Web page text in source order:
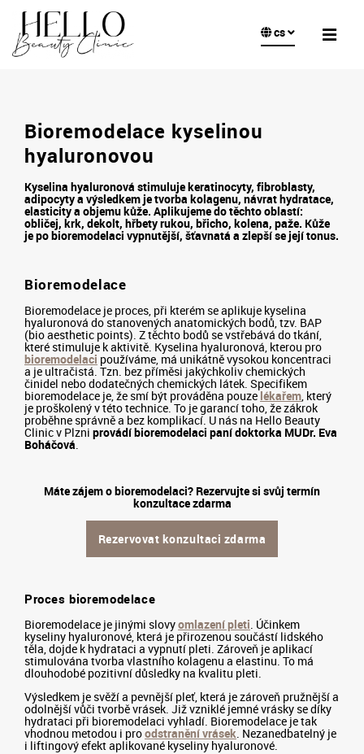
cs
Bioremodelace kyselinou
hyaluronovou
Kyselina hyaluronová stimuluje keratinocyty, fibroblasty,
adipocyty a výsledkem je tvorba kolagenu, návrat hydratace,
elasticity a objemu kůže. Aplikujeme do těchto oblastí:
obličej, krk, dekolt, hřbety rukou, břicho, kolena, paže. Kůže
je po bioremodelaci vypnutější, šťavnatá a zlepší se její tonus.
Bioremodelace
Bioremodelace je proces, při kterém se aplikuje kyselina
hyaluronová do stanovených anatomických bodů, tzv. BAP
(bio aesthetic points). Z těchto bodů se vstřebává do tkání,
které stimuluje k aktivitě. Kyselina hyaluronová, kterou pro
bioremodelaci používáme, má unikátně vysokou koncentraci
a je ultračistá. Tzn. bez příměsi jakýchkoliv chemických
činidel nebo dodatečných chemických látek. Specifikem
bioremodelace je, že smí být prováděna pouzelékařem, který
je proškolený v této technice. To je garancí toho, že zákrok
proběhne správně a bez komplikací. U nás na Hello Beauty
Clinic v Plzni provádí bioremodelaci paní doktorka MUDr. Eva
Boháčová.
Máte zájem o bioremodelaci? Rezervujte si svůj termín
konzultace zdarma
Rezervovat konzultaci zdarma
Proces bioremodelace
Bioremodelace je jinými slovyomlazení pleti. Účinkem
kyseliny hyaluronové, která je přirozenou součástí lidského
těla, dojde k hydrataci a vypnutí pleti. Zároveň je aplikací
stimulována tvorba vlastního kolagenu a elastinu. To má
dlouhodobé pozitivní důsledky na kvalitu pleti.
Výsledkem je svěží a pevnější pleť, která je zároveň pružnější a
odolnější vůči tvorbě vrásek. Již vzniklé jemné vrásky se díky
hydrataci při bioremodelaci vyhladí. Bioremodelace je tak
vhodnou metodou i proodstranění vrásek . Nezanedbatelný je
i liftingový efekt aplikované kyseliny hyaluronové.